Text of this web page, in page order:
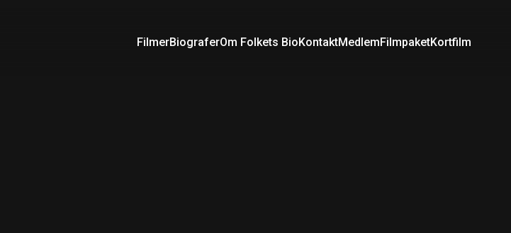
FilmerBiograferOm Folkets BioKontaktMedlemFilmpaketKortfilm